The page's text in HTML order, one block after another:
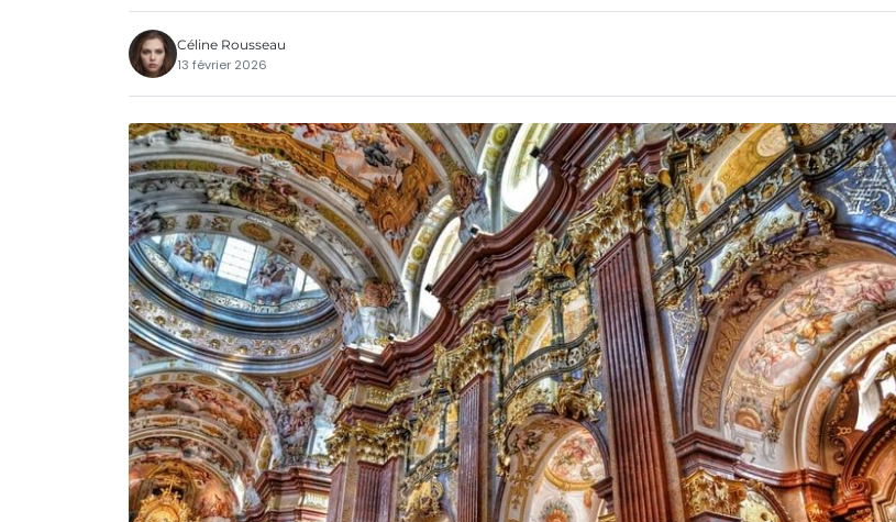
Céline Rousseau
13 février 2026